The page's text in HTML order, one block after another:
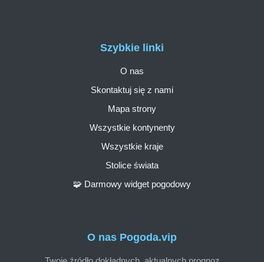
O nas Pogoda.vip
Szybkie linki
O nas
Skontaktuj się z nami
Mapa strony
Wszystkie kontynenty
Wszystkie kraje
Stolice świata
🧩 Darmowy widget pogodowy